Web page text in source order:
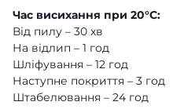
Час висихання при 20°С:
Від пилу – 30 хв
На відлип – 1 год
Шліфування – 12 год
Наступне покриття – 3 год
Штабелювання – 24 год